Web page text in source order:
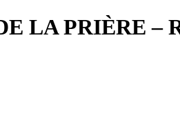
LA PRIÈRE –